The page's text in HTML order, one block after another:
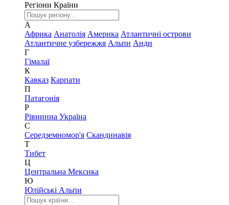
Регіони Країни
А
Африка Анатолія Америка Атлантичні острови
Атлантичне узбережжя Альпи Анди
Г
Гімалаї
К
Кавказ Карпати
П
Патагонія
Р
Рівнинна Україна
С
Середземномор'я Скандинавія
Т
Тибет
Ц
Центральна Мексика
Ю
Юлійські Альпи